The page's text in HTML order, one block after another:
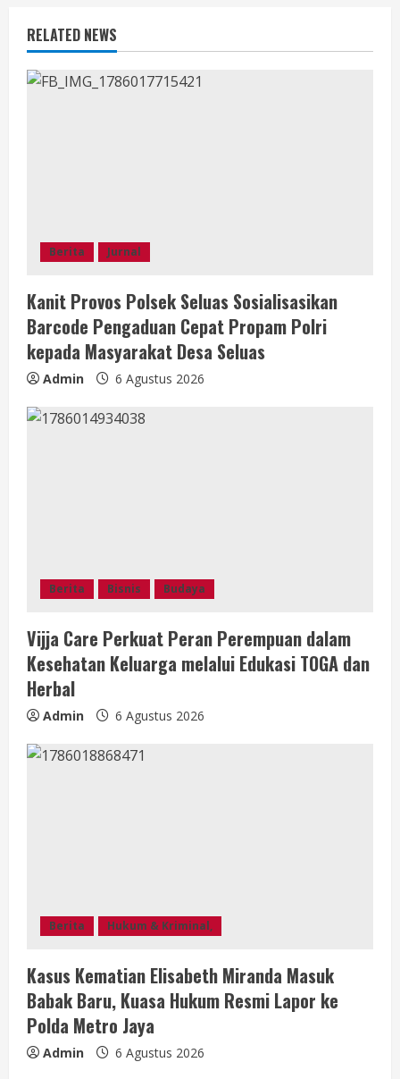
e
a
RELATED NEWS
Berita Jurnal
Kanit Provos Polsek Seluas Sosialisasikan
Barcode Pengaduan Cepat Propam Polri
kepada Masyarakat Desa Seluas
Admin 6 Agustus 2026
Berita Bisnis Budaya
Vijja Care Perkuat Peran Perempuan dalam
Kesehatan Keluarga melalui Edukasi TOGA dan
Herbal
Admin 6 Agustus 2026
Berita Hukum & Kriminal,
Kasus Kematian Elisabeth Miranda Masuk
Babak Baru, Kuasa Hukum Resmi Lapor ke
Polda Metro Jaya
Admin 6 Agustus 2026